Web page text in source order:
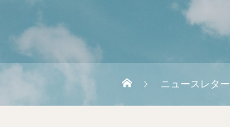
ニュースレター